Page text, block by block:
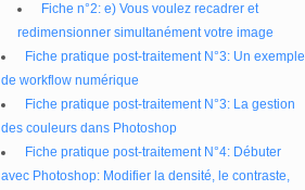
Fiche n°2: e) Vous voulez recadrer et
redimensionner simultanément votre image
Fiche pratique post-traitement N°3: Un exemple
de workflow numérique
Fiche pratique post-traitement N°3: La gestion
des couleurs dans Photoshop
Fiche pratique post-traitement N°4: Débuter
avec Photoshop: Modifier la densité, le contraste,